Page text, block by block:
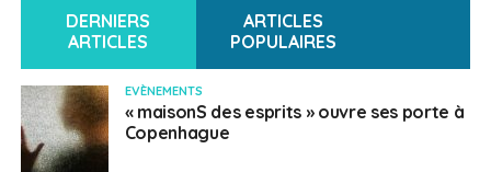
Français au Danemark
DERNIERS
ARTICLES
ARTICLES
POPULAIRES
EVÈNEMENTS
« maisonS des esprits » ouvre ses porte à
Copenhague